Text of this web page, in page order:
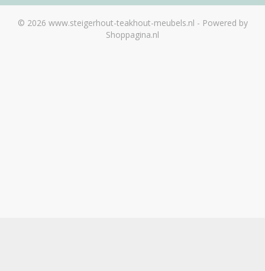
© 2026 www.steigerhout-teakhout-meubels.nl - Powered by
Shoppagina.nl